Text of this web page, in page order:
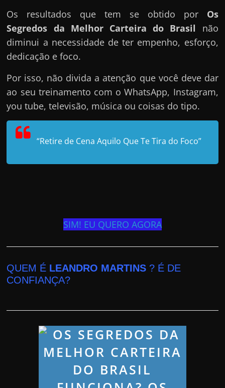
Os resultados que tem se obtido por Os
Segredos da Melhor Carteira do Brasil não
diminui a necessidade de ter empenho, esforço,
dedicação e foco.
Por isso, não divida a atenção que você deve dar
ao seu treinamento com o WhatsApp, Instagram,
you tube, televisão, música ou coisas do tipo.
“Retire de Cena Aquilo Que Te Tira do Foco”
SIM! EU QUERO AGORA
QUEM É LEANDRO MARTINS ? É DE
CONFIANÇA?